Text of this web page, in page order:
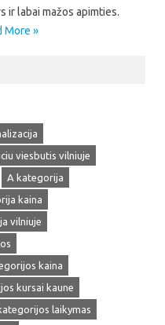
ir labai mažos apimties.
More »
viesbutis vilniuje
A kategorija
kaina
vilniuje
kaina
kursai kaune
laikymas